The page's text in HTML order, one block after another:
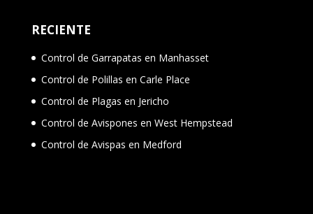
RECIENTE
Control de Garrapatas en Manhasset
Control de Polillas en Carle Place
Control de Plagas en Jericho
Control de Avispones en West Hempstead
Control de Avispas en Medford